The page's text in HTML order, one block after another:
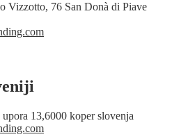
Vizzotto, 76 San Donà di Piave
13,6000 koper slovenja